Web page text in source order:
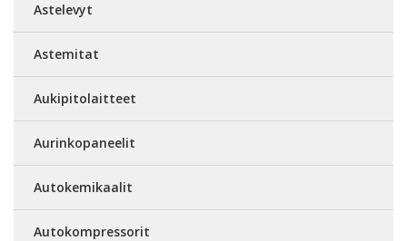
Astelevyt
Astemitat
Aukipitolaitteet
Aurinkopaneelit
Autokemikaalit
Autokompressorit